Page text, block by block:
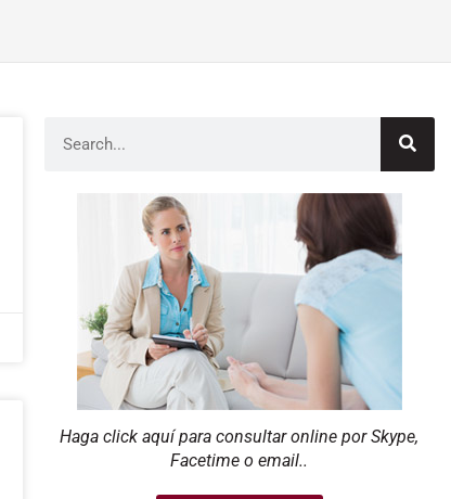
Haga click aquí para consultar online por Skype,
Facetime o email..